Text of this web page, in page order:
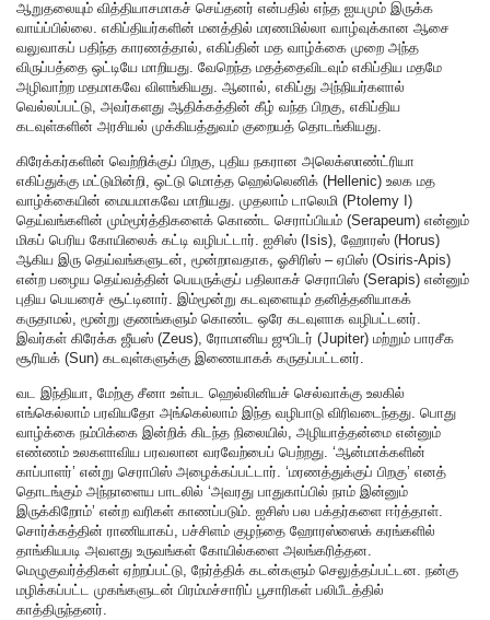
ஆறுதலையும் வித்தியாசமாகச் செய்தனர் என்பதில் எந்த ஐயமும் இருக்க
வாய்ப்பில்லை. எகிப்தியர்களின் மனத்தில் மரணமில்லா வாழ்வுக்கான ஆசை
வலுவாகப் பதிந்த காரணத்தால், எகிப்தின் மத வாழ்க்கை முறை அந்த
விருப்பத்தை ஒட்டியே மாறியது. வேறெந்த மதத்தைவிடவும் எகிப்திய மதமே
அழிவாற்ற மதமாகவே விளங்கியது. ஆனால், எகிப்து அந்நியர்களால்
வெல்லப்பட்டு, அவர்களது ஆதிக்கத்தின் கீழ் வந்த பிறகு, எகிப்திய
கடவுள்களின் அரசியல் முக்கியத்துவம் குறையத் தொடங்கியது.
கிரேக்கர்களின் வெற்றிக்குப் பிறகு, புதிய நகரான அலெக்ஸாண்ட்ரியா
எகிப்துக்கு மட்டுமின்றி, ஒட்டு மொத்த ஹெல்லெனிக் (Hellenic) உலக மத
வாழ்க்கையின் மையமாகவே மாறியது. முதலாம் டாலெமி (Ptolemy I)
தெய்வங்களின் மும்மூர்த்திகளைக் கொண்ட செராப்பியம் (Serapeum) என்னும்
மிகப் பெரிய கோயிலைக் கட்டி வழிபட்டார். ஐசிஸ் (Isis), ஹோரஸ் (Horus)
ஆகிய இரு தெய்வங்களுடன், மூன்றாவதாக, ஓசிரிஸ் – ஏபிஸ் (Osiris-Apis)
என்ற பழைய தெய்வத்தின் பெயருக்குப் பதிலாகச் செராபிஸ் (Serapis) என்னும்
புதிய பெயரைச் சூட்டினார். இம்மூன்று கடவுளையும் தனித்தனியாகக்
கருதாமல், மூன்று குணங்களும் கொண்ட ஒரே கடவுளாக வழிபட்டனர்.
இவர்கள் கிரேக்க ஜீயஸ் (Zeus), ரோமானிய ஜுபிடர் (Jupiter) மற்றும் பாரசீக
சூரியக் (Sun) கடவுள்களுக்கு இணையாகக் கருதப்பட்டனர்.
வட இந்தியா, மேற்கு சீனா உள்பட ஹெல்லினியச் செல்வாக்கு உலகில்
எங்கெல்லாம் பரவியதோ அங்கெல்லாம் இந்த வழிபாடு விரிவடைந்தது. பொது
வாழ்க்கை நம்பிக்கை இன்றிக் கிடந்த நிலையில், அழியாத்தன்மை என்னும்
எண்ணம் உலகளாவிய பரவலான வரவேற்பைப் பெற்றது. ‘ஆன்மாக்களின்
காப்பாளர்’ என்று செராபிஸ் அழைக்கப்பட்டார். ‘மரணத்துக்குப் பிறகு’ எனத்
தொடங்கும் அந்நாளைய பாடலில் ‘அவரது பாதுகாப்பில் நாம் இன்னும்
இருக்கிறோம்’ என்ற வரிகள் காணப்படும். ஐசிஸ் பல பக்தர்களை ஈர்த்தாள்.
சொர்க்கத்தின் ராணியாகப், பச்சிளம் குழந்தை ஹோரஸ்ஸைக் கரங்களில்
தாங்கியபடி அவளது உருவங்கள் கோயில்களை அலங்கரித்தன.
மெழுகுவர்த்திகள் ஏற்றப்பட்டு, நேர்த்திக் கடன்களும் செலுத்தப்பட்டன. நன்கு
மழிக்கப்பட்ட முகங்களுடன் பிரம்மச்சாரிப் பூசாரிகள் பலிபீடத்தில்
காத்திருந்தனர்.